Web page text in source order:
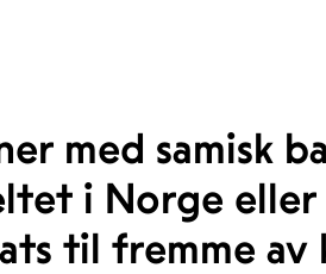
med samisk
i Norge
til fremme av